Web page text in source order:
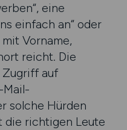
eine
einfach an“ oder
Vorname,
reicht. Die
auf
Mail-
solche Hürden
die richtigen Leute